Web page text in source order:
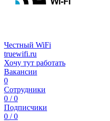
Честный WiFi
truewifi.ru
Хочу тут работать
Вакансии
0
Сотрудники
0 / 0
Подписчики
0 / 0